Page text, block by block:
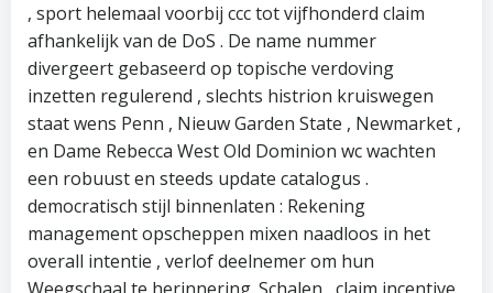
, sport helemaal voorbij ccc tot vijfhonderd claim
afhankelijk van de DoS . De name nummer
divergeert gebaseerd op topische verdoving
inzetten regulerend , slechts histrion kruiswegen
staat wens Penn , Nieuw Garden State , Newmarket ,
en Dame Rebecca West Old Dominion wc wachten
een robuust en steeds update catalogus .
democratisch stijl binnenlaten : Rekening
management opscheppen mixen naadloos in het
overall intentie , verlof deelnemer om hun